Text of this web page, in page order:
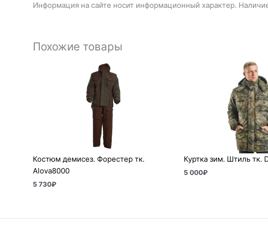
Информация на сайте носит информационный характер.
Похожие товары
Костюм демисез. Форестер тк.
Alova8000
5 730₽
Куртка зим. Штиль тк.
5 000₽